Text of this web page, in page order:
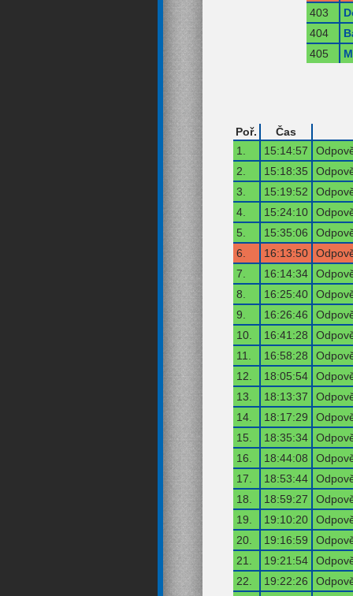
403
404
405
Poř.
Čas
1.
15:14:57
2.
15:18:35
3.
15:19:52
4.
15:24:10
5.
15:35:06
6.
16:13:50
7.
16:14:34
8.
16:25:40
9.
16:26:46
10.
16:41:28
11.
16:58:28
12.
18:05:54
13.
18:13:37
14.
18:17:29
15.
18:35:34
16.
18:44:08
17.
18:53:44
18.
18:59:27
19.
19:10:20
20.
19:16:59
21.
19:21:54
22.
19:22:26